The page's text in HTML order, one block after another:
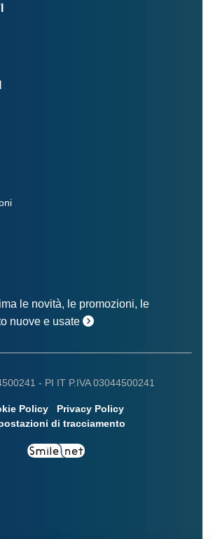
le novità, le promozioni, le
nuove e usate
- PI IT P.IVA 03044500241
Policy
Privacy Policy
di tracciamento